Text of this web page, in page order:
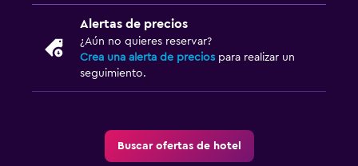
Alertas de precios
¿Aún no quieres reservar?
Crea una alerta de precios para realizar un
seguimiento.
Buscar ofertas de hotel